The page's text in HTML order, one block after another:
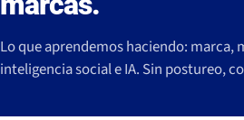
Lo que aprendemos haciendo:
inteligencia social e IA. Sin postureo,